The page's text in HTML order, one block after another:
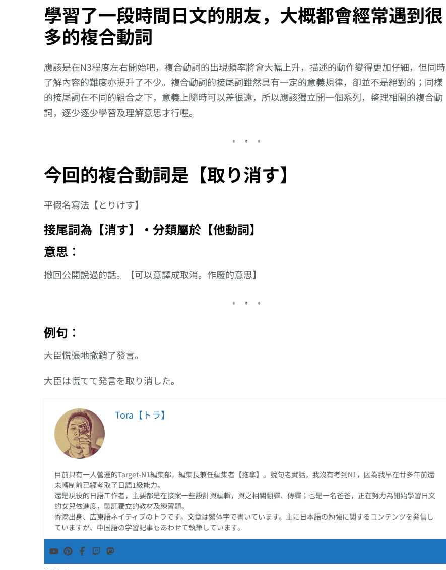
學習了一段時間日文的朋友，大概都會經常遇到很
多的複合動詞
應該是在N3程度左右開始吧，複合動詞的出現頻率將會大幅上升，描述的動作變得更加仔細，但同時
了解內容的難度亦提升了不少。複合動詞的接尾詞雖然具有一定的意義規律，卻並不是絕對的；同樣
的接尾詞在不同的組合之下，意義上隨時可以差很遠，所以應該獨立開一個系列，整理相關的複合動
詞，逐少逐少學習及理解意思才行喔。
今回的複合動詞是【取り消す】
平假名寫法【とりけす】
接尾詞為【消す】‧分類屬於【他動詞】
意思︰
撤回公開說過的話。【可以意譯成取消。作廢的意思】
例句︰
大臣慌張地撤銷了發言。
大臣は慌てて発言を取り消した。
Tora【トラ】
目前只有一人營運的Target-N1編集部，編集長兼任編集者【拖拿】。說句老實話，我沒有考到N1，因為我早在廿多年前還
未轉制前已經考取了日語1級能力。
還是現役的日語工作者，主要都是在接案一些設計與編輯，與之相關翻譯、傳譯；也是一名爸爸，正在努力為開始學習日文
的女兒依進度，製訂獨立的教材及練習題。
香港出身、広東語ネイティブのトラです。文章は繁体字で書いています。主に日本語の勉強に関するコンテンツを発信し
ていますが、中国語の学習記事もあわせて執筆しています。